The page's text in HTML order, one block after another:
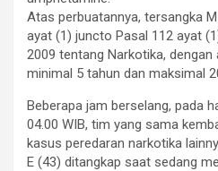
Atas perbuatannya, tersangka
ayat (1) juncto Pasal 112 ayat
2009 tentang Narkotika,
minimal 5 tahun dan maksimal
Beberapa jam berselang, pada
04.00 WIB, tim yang sama
kasus peredaran narkotika
E (43) ditangkap saat sedang